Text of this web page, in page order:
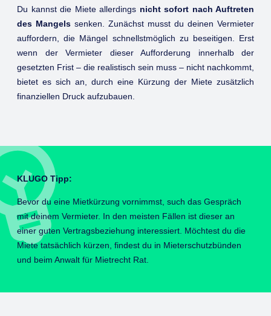
Du kannst die Miete allerdings nicht sofort nach Auftreten
des Mangels senken. Zunächst musst du deinen Vermieter
auffordern, die Mängel schnellstmöglich zu beseitigen. Erst
wenn der Vermieter dieser Aufforderung innerhalb der
gesetzten Frist – die realistisch sein muss – nicht nachkommt,
bietet es sich an, durch eine Kürzung der Miete zusätzlich
finanziellen Druck aufzubauen.
KLUGO Tipp:
Bevor du eine Mietkürzung vornimmst, such das Gespräch
mit deinem Vermieter. In den meisten Fällen ist dieser an
einer guten Vertragsbeziehung interessiert. Möchtest du die
Miete tatsächlich kürzen, findest du in Mieterschutzbünden
und beim Anwalt für Mietrecht Rat.